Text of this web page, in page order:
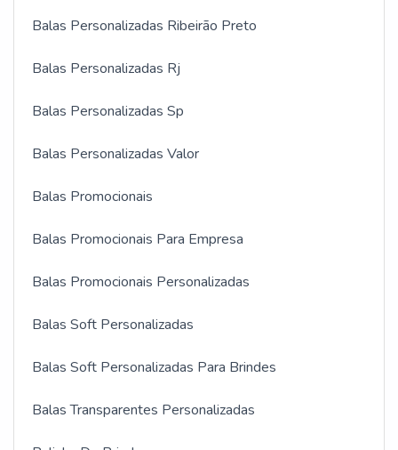
Balas Personalizadas Ribeirão Preto
Balas Personalizadas Rj
Balas Personalizadas Sp
Balas Personalizadas Valor
Balas Promocionais
Balas Promocionais Para Empresa
Balas Promocionais Personalizadas
Balas Soft Personalizadas
Balas Soft Personalizadas Para Brindes
Balas Transparentes Personalizadas